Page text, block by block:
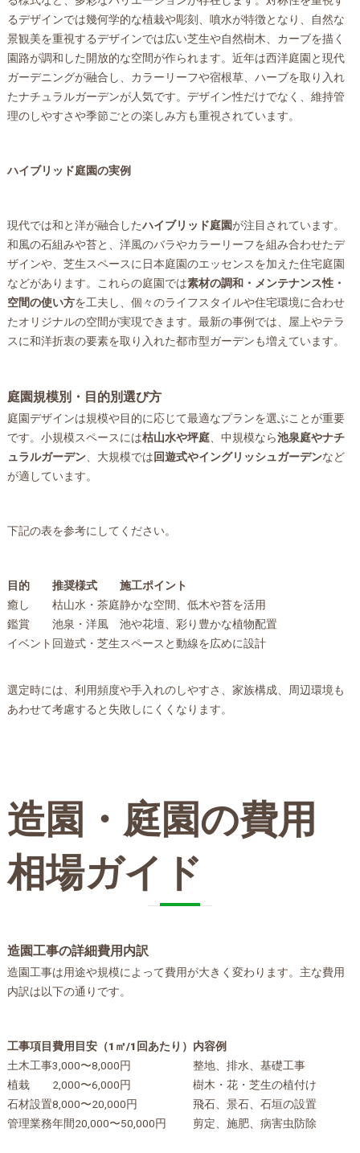
るデザインでは幾何学的な植栽や彫刻、噴水が特徴となり、自然な
景観美を重視するデザインでは広い芝生や自然樹木、カーブを描く
園路が調和した開放的な空間が作られます。近年は西洋庭園と現代
ガーデニングが融合し、カラーリーフや宿根草、ハーブを取り入れ
たナチュラルガーデンが人気です。デザイン性だけでなく、維持管
理のしやすさや季節ごとの楽しみ方も重視されています。
ハイブリッド庭園の実例
現代では和と洋が融合したハイブリッド庭園が注目されています。
和風の石組みや苔と、洋風のバラやカラーリーフを組み合わせたデ
ザインや、芝生スペースに日本庭園のエッセンスを加えた住宅庭園
などがあります。これらの庭園では素材の調和・メンテナンス性・
空間の使い方を工夫し、個々のライフスタイルや住宅環境に合わせ
たオリジナルの空間が実現できます。最新の事例では、屋上やテラ
スに和洋折衷の要素を取り入れた都市型ガーデンも増えています。
庭園規模別・目的別選び方
庭園デザインは規模や目的に応じて最適なプランを選ぶことが重要
です。小規模スペースには枯山水や坪庭、中規模なら池泉庭やナチ
ュラルガーデン、大規模では回遊式やイングリッシュガーデンなど
が適しています。
下記の表を参考にしてください。
目的 推奨様式
施工ポイント
癒し
枯山水・茶庭静かな空間、低木や苔を活用
鑑賞
池泉・洋風
池や花壇、彩り豊かな植物配置
イベント 回遊式・芝生スペースと動線を広めに設計
選定時には、利用頻度や手入れのしやすさ、家族構成、周辺環境も
あわせて考慮すると失敗しにくくなります。
造園・庭園の費用
相場ガイド
造園工事の詳細費用内訳
造園工事は用途や規模によって費用が大きく変わります。主な費用
内訳は以下の通りです。
工事項目費用目安（1㎡/1回あたり） 内容例
土木工事3,000〜8,000円
整地、排水、基礎工事
植栽
2,000〜6,000円
樹木・花・芝生の植付け
石材設置8,000〜20,000円
飛石、景石、石垣の設置
管理業務年間20,000〜50,000円 剪定、施肥、病害虫防除